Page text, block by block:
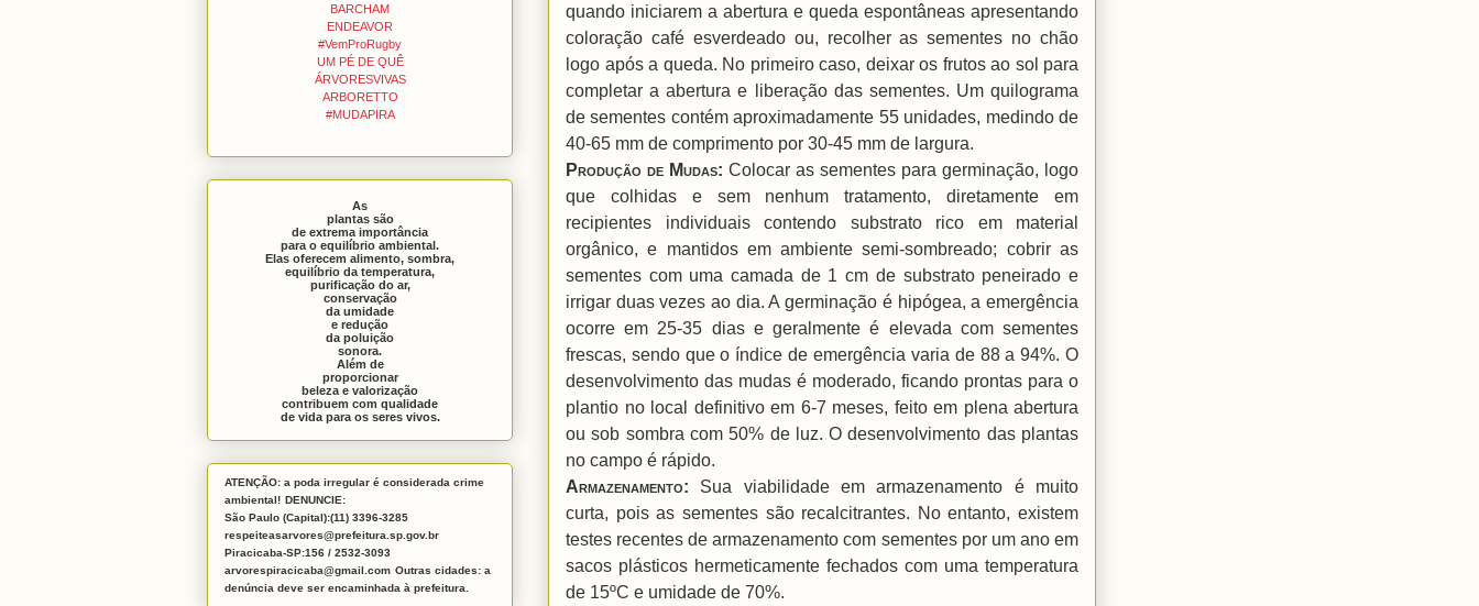
quando iniciarem a abertura e queda espontâneas apresentando
coloração café esverdeado ou, recolher as sementes no chão
logo após a queda. No primeiro caso, deixar os frutos ao sol para
completar a abertura e liberação das sementes. Um quilograma
de sementes contém aproximadamente 55 unidades, medindo de
40-65 mm de comprimento por 30-45 mm de largura.
Produção de Mudas: Colocar as sementes para germinação, logo
que colhidas e sem nenhum tratamento, diretamente em
recipientes individuais contendo substrato rico em material
orgânico, e mantidos em ambiente semi-sombreado; cobrir as
sementes com uma camada de 1 cm de substrato peneirado e
irrigar duas vezes ao dia. A germinação é hipógea, a emergência
ocorre em 25-35 dias e geralmente é elevada com sementes
frescas, sendo que o índice de emergência varia de 88 a 94%. O
desenvolvimento das mudas é moderado, ficando prontas para o
plantio no local definitivo em 6-7 meses, feito em plena abertura
ou sob sombra com 50% de luz. O desenvolvimento das plantas
no campo é rápido.
Armazenamento: Sua viabilidade em armazenamento é muito
curta, pois as sementes são recalcitrantes. No entanto, existem
testes recentes de armazenamento com sementes por um ano em
sacos plásticos hermeticamente fechados com uma temperatura
de 15ºC e umidade de 70%.
BARCHAM
ENDEAVOR
#VemProRugby
UM PÉ DE QUÊ
ÁRVORESVIVAS
ARBORETTO
#MUDAPIRA
As
plantas são
de extrema importância
para o equilíbrio ambiental.
Elas oferecem alimento, sombra,
equilíbrio da temperatura,
purificação do ar,
conservação
da umidade
e redução
da poluição
sonora.
Além de
proporcionar
beleza e valorização
contribuem com qualidade
de vida para os seres vivos.
ATENÇÃO: a poda irregular é considerada crime
ambiental! DENUNCIE:
São Paulo (Capital):(11) 3396-3285
respeiteasarvores@prefeitura.sp.gov.br
Piracicaba-SP:156 / 2532-3093
arvorespiracicaba@gmail.com Outras cidades: a
denúncia deve ser encaminhada à prefeitura.